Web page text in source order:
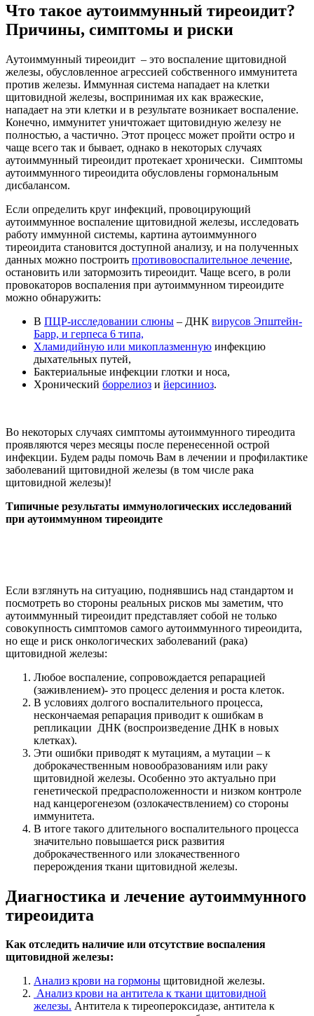
Что такое аутоиммунный тиреоидит?
Причины, симптомы и риски
Аутоиммунный тиреоидит – это воспаление щитовидной
железы, обусловленное агрессией собственного иммунитета
против железы. Иммунная система нападает на клетки
щитовидной железы, воспринимая их как вражеские,
нападает на эти клетки и в результате возникает воспаление.
Конечно, иммунитет уничтожает щитовидную железу не
полностью, а частично. Этот процесс может пройти остро и
чаще всего так и бывает, однако в некоторых случаях
аутоиммунный тиреоидит протекает хронически. Симптомы
аутоиммунного тиреоидита обусловлены гормональным
дисбалансом.
Если определить круг инфекций, провоцирующий
аутоиммунное воспаление щитовидной железы, исследовать
работу иммунной системы, картина аутоиммунного
тиреоидита становится доступной анализу, и на полученных
данных можно построить противовоспалительное лечение,
остановить или затормозить тиреоидит. Чаще всего, в роли
провокаторов воспаления при аутоиммунном тиреоидите
можно обнаружить:
В ПЦР-исследовании слюны – ДНК вирусов Эпштейн-
Барр, и герпеса 6 типа,
Хламидийную или микоплазменную инфекцию
дыхательных путей,
Бактериальные инфекции глотки и носа,
Хронический боррелиоз и йерсиниоз.
Во некоторых случаях симптомы аутоиммунного тиреодита
проявляются через месяцы после перенесенной острой
инфекции. Будем рады помочь Вам в лечении и профилактике
заболеваний щитовидной железы (в том числе рака
щитовидной железы)!
Типичные результаты иммунологических исследований
при аутоиммунном тиреоидите
Если взглянуть на ситуацию, поднявшись над стандартом и
посмотреть во стороны реальных рисков мы заметим, что
аутоиммунный тиреоидит представляет собой не только
совокупность симптомов самого аутоиммунного тиреоидита,
но еще и риск онкологических заболеваний (рака)
щитовидной железы:
Любое воспаление, сопровождается репарацией
(заживлением)- это процесс деления и роста клеток.
В условиях долгого воспалительного процесса,
нескончаемая репарация приводит к ошибкам в
репликации ДНК (воспроизведение ДНК в новых
клетках).
Эти ошибки приводят к мутациям, а мутации – к
доброкачественным новообразованиям или раку
щитовидной железы. Особенно это актуально при
генетической предрасположенности и низком контроле
над канцерогенезом (озлокачествлением) со стороны
иммунитета.
В итоге такого длительного воспалительного процесса
значительно повышается риск развития
доброкачественного или злокачественного
перерождения ткани щитовидной железы.
Диагностика и лечение аутоиммунного
тиреоидита
Как отследить наличие или отсутствие воспаления
щитовидной железы:
Анализ крови на гормоны щитовидной железы.
Анализ крови на антитела к ткани щитовидной
железы. Антитела к тиреопероксидазе, антитела к